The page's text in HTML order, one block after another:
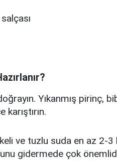
Yıkanmış pirinç,
karıştırın.
ve tuzlu suda en az 2-
gidermede çok